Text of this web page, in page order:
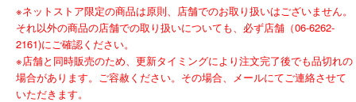
※ネットストア限定の商品は原則、店舗でのお取り扱いはございません。
それ以外の商品の店舗での取り扱いについても、必ず店舗（06-6262-
2161)にご確認ください。
※店舗と同時販売のため、更新タイミングにより注文完了後でも品切れの
場合があります。ご容赦ください。その場合、メールにてご連絡させて
いただきます。